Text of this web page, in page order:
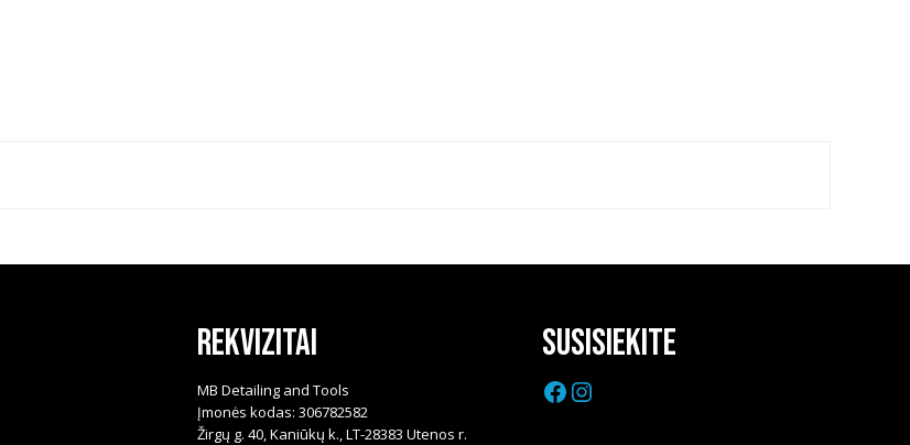
Rekvizitai
MB Detailing and Tools
Įmonės kodas: 306782582
Žirgų g. 40, Kaniūkų k., LT-28383 Utenos r.
Susisiekite
Facebook
Instagram